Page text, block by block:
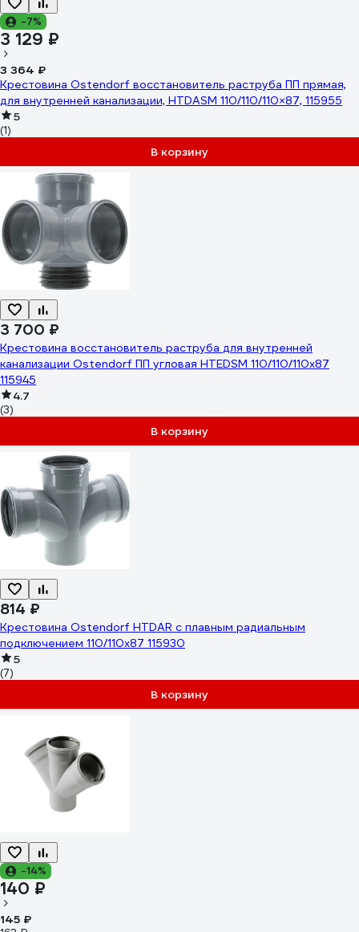
-7%
3 129 ₽
3 364 ₽
Крестовина Ostendorf восстановитель раструба ПП прямая,
для внутренней канализации, HTDASM 110/110/110×87, 115955
5
(1)
В корзину
3 700 ₽
Крестовина восстановитель раструба для внутренней
канализации Ostendorf ПП угловая HTEDSM 110/110/110x87
115945
4.7
(3)
В корзину
814 ₽
Крестовина Ostendorf HTDAR с плавным радиальным
подключением 110/110x87 115930
5
(7)
В корзину
-14%
140 ₽
145 ₽